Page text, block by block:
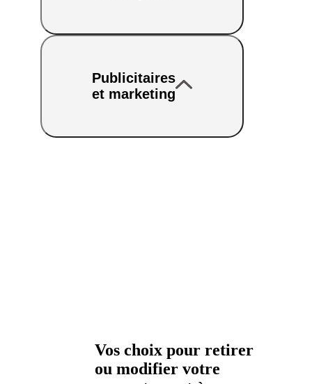
Publicitaires
et marketing
Vos choix pour retirer
ou modifier votre